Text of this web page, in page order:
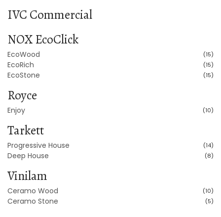
IVC Commercial
NOX EcoClick
EcoWood (15)
EcoRich (15)
EcoStone (15)
Royce
Enjoy (10)
Tarkett
Progressive House (14)
Deep House (8)
Vinilam
Ceramo Wood (10)
Ceramo Stone (5)